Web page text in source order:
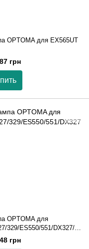
OPTOMA для EX565UT
грн
OPTOMA для
329/ES550/551/DX327/3
551
грн